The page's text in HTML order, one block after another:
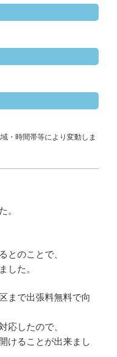
・時間帯等により変動しま
。
とのことで、
した。
まで出張料無料で向
応したので、
けることが出来まし